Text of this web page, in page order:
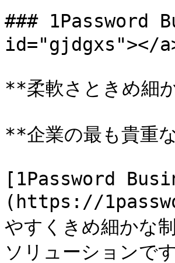
### 1Password
id="gjdgxs"></
**柔軟さときめ細
**企業の最も貴重
[1Password
(https://
やすくきめ細かな
ソリューションです